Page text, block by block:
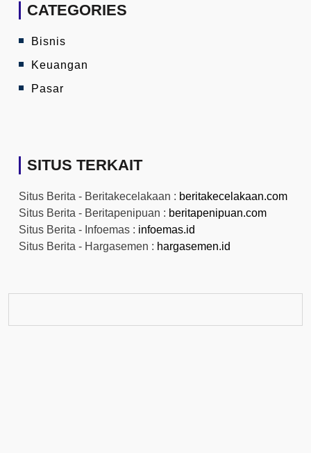
CATEGORIES
Bisnis
Keuangan
Pasar
SITUS TERKAIT
Situs Berita - Beritakecelakaan : beritakecelakaan.com
Situs Berita - Beritapenipuan : beritapenipuan.com
Situs Berita - Infoemas : infoemas.id
Situs Berita - Hargasemen : hargasemen.id